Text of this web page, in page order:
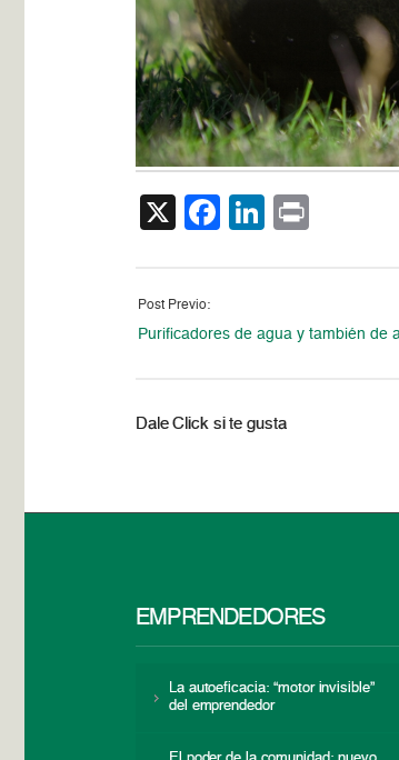
X Facebook
LinkedIn
Post Previo:
Purificadores de agua y también de
Dale Click si te gusta
EMPRENDEDORES
La autoeficacia: “motor invisible”
del emprendedor